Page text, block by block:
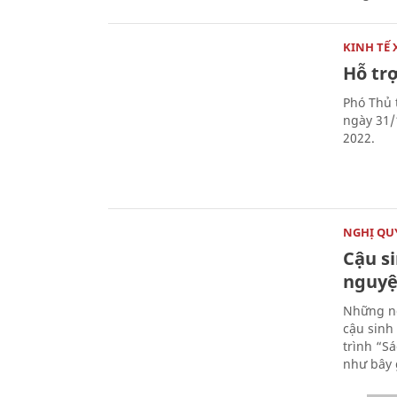
KINH TẾ
Hỗ
Phó
ngày
2022.
NGHỊ
Cậu
Những
cậu sinh
trình
như bây